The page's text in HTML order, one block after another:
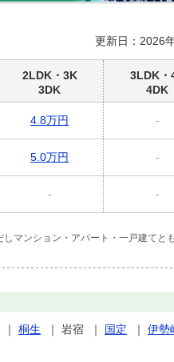
更新日：2026
2LDK・3K
3DK
3LDK・
4DK
4.8万円 -
5.0万円 -
- -
マンション・アパート・一戸建てと
｜ 桐生 ｜ 岩宿 ｜ 国定 ｜ 伊勢